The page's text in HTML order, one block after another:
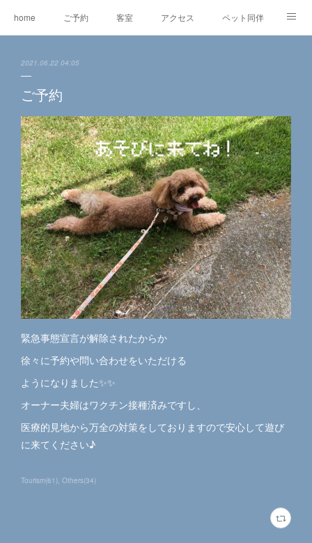
home ご予約 客室 アクセス ペット同伴
オーナー紹介 観光情報 蓼科の自然 グルメ
東急リゾートタウン蓼科
2021.06.22 04:05
ご予約
緊急事態宣言が解除されたからか
徐々に予約や問い合わせをいただける
ようになりました✨✨
オーナー夫婦はワクチン接種済みですし、
医療的見地から万全の対策をしておりますので安心して遊び
に来てください♪
Tourism(61) Others(34)